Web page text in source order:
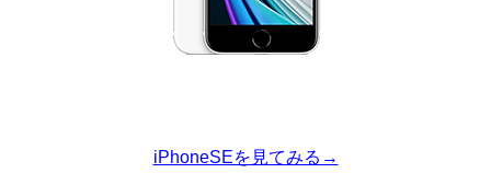
iPhoneSEを見てみる→